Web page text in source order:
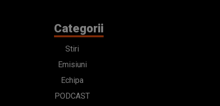
Categorii
Stiri
Emisiuni
Echipa
PODCAST